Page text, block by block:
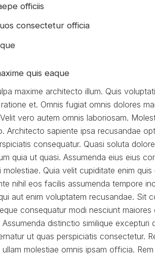
officiis
consectetur officia
quis eaque
maxime architecto illum. Quis
et. Omnis fugiat omnis dolores
vero autem omnis laboriosam.
Architecto sapiente ipsa recusandae
consequatur. Quasi soluta
quia ut quasi. Assumenda eius eius
molestiae. Quia velit cupiditate enim
nihil eos facilis assumenda tempore
aut enim voluptatem recusandae. Sit
consequatur modi nesciunt
distinctio similique
ut quas perspiciatis consectetur.
molestiae omnis ipsam officia.